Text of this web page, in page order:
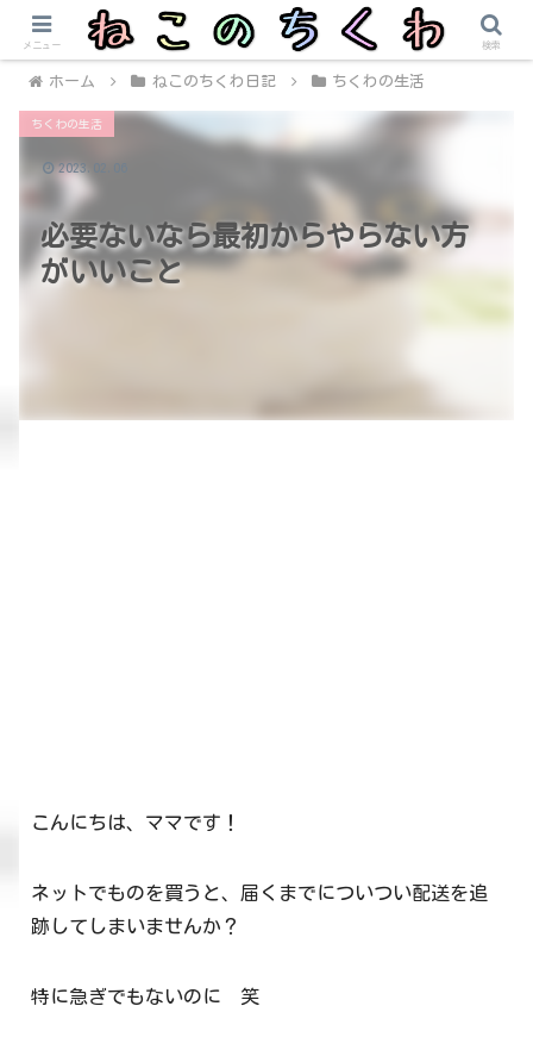
ホーム ねこのちくわ日記 ちくわの生活
必要ないなら最初からやらない方
がいいこと
ちくわの生活
2023.02.06
こんにちは、ママです！
ネットでものを買うと、届くまでについつい配送を追
跡してしまいませんか？
特に急ぎでもないのに 笑
メニュー 検索